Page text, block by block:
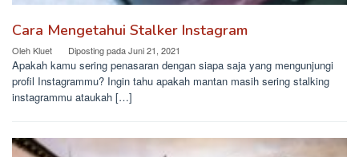
Cara Mengetahui Stalker Instagram
Oleh Kluet Diposting padaJuni 21, 2021
Apakah kamu sering penasaran dengan siapa saja yang mengunjungi
profil Instagrammu? Ingin tahu apakah mantan masih sering stalking
instagrammu ataukah […]